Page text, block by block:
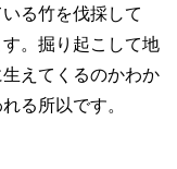
る竹を伐採して
。掘り起こして地
えてくるのかわか
る所以です。